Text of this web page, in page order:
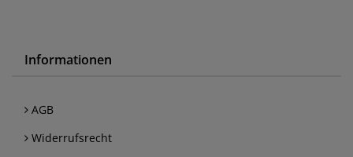
Informationen
AGB
Widerrufsrecht